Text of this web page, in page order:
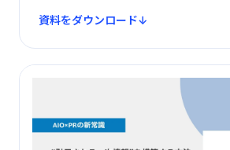
資料をダウンロード